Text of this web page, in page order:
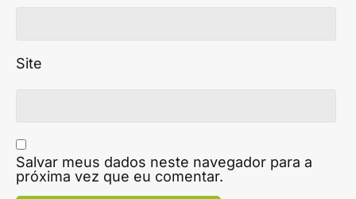
Site
Salvar meus dados neste navegador para a
próxima vez que eu comentar.